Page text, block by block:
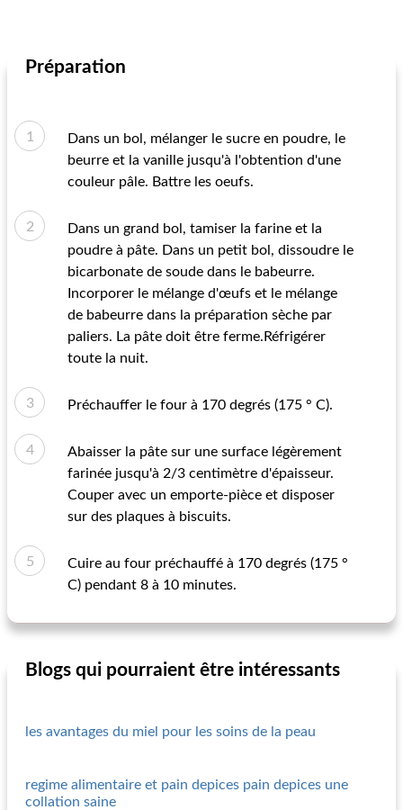
Préparation
Dans un bol, mélanger le sucre en poudre, le
beurre et la vanille jusqu'à l'obtention d'une
couleur pâle. Battre les oeufs.
Dans un grand bol, tamiser la farine et la
poudre à pâte. Dans un petit bol, dissoudre le
bicarbonate de soude dans le babeurre.
Incorporer le mélange d'œufs et le mélange
de babeurre dans la préparation sèche par
paliers. La pâte doit être ferme.Réfrigérer
toute la nuit.
Préchauffer le four à 170 degrés (175 ° C).
Abaisser la pâte sur une surface légèrement
farinée jusqu'à 2/3 centimètre d'épaisseur.
Couper avec un emporte-pièce et disposer
sur des plaques à biscuits.
Cuire au four préchauffé à 170 degrés (175 °
C) pendant 8 à 10 minutes.
Blogs qui pourraient être intéressants
les avantages du miel pour les soins de la peau
regime alimentaire et pain depices pain depices une
collation saine